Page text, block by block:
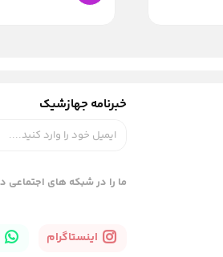
خبرنامه جهازشیک
ما را در شبکه های اجتماعی
اینستاگرام